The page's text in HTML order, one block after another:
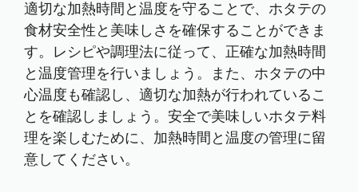
適切な加熱時間と温度を守ることで、ホタテの
食材安全性と美味しさを確保することができま
す。レシピや調理法に従って、正確な加熱時間
と温度管理を行いましょう。また、ホタテの中
心温度も確認し、適切な加熱が行われているこ
とを確認しましょう。安全で美味しいホタテ料
理を楽しむために、加熱時間と温度の管理に留
意してください。